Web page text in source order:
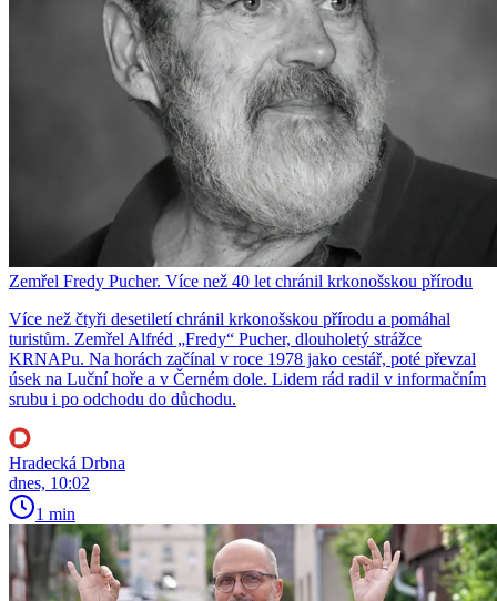
Zemřel Fredy Pucher. Více než 40 let chránil krkonošskou přírodu
Více než čtyři desetiletí chránil krkonošskou přírodu a pomáhal
turistům. Zemřel Alfréd „Fredy“ Pucher, dlouholetý strážce
KRNAPu. Na horách začínal v roce 1978 jako cestář, poté převzal
úsek na Luční hoře a v Černém dole. Lidem rád radil v informačním
srubu i po odchodu do důchodu.
Hradecká Drbna
dnes, 10:02
1 min